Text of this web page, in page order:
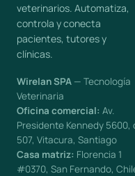
veterinarios. Automatiza,
controla y conecta
pacientes, tutores y
clínicas.
Wirelan SPA — Tecnología
Veterinaria
Oficina comercial: Av.
Presidente Kennedy 5600,
507, Vitacura, Santiago
Casa matriz: Florencia 1
#0370, San Fernando,